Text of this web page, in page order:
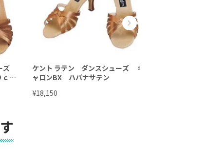
ズ
ｍ
ケント ラテン ダンスシューズ キ
ャロンBX ハバナサテン
¥18,150